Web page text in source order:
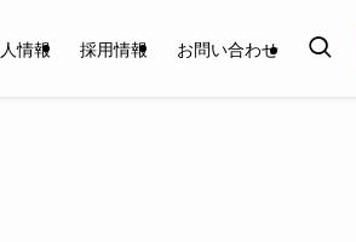
情報 採用情報 お問い合わせ